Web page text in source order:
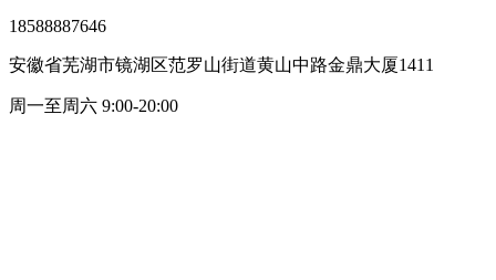
18588887646
安徽省芜湖市镜湖区范罗山街道黄山中路金鼎大厦1411
周一至周六 9:00-20:00